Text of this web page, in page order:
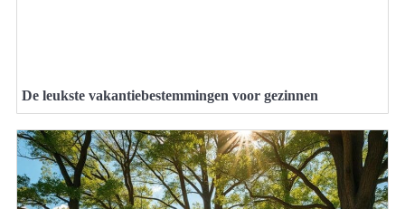
De leukste vakantiebestemmingen voor gezinnen